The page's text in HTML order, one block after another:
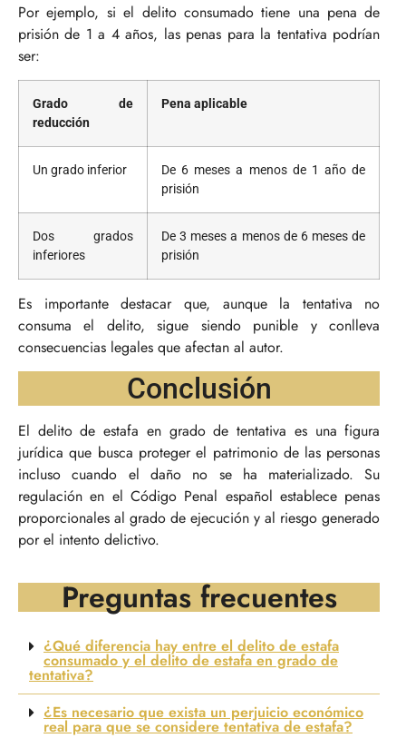
Por ejemplo, si el delito consumado tiene una pena de
prisión de 1 a 4 años, las penas para la tentativa podrían
ser:
Grado de
reducción
Pena aplicable
Un grado inferior
De 6 meses a menos de 1 año de
prisión
Dos grados
inferiores
De 3 meses a menos de 6 meses de
prisión
Es importante destacar que, aunque la tentativa no
consuma el delito, sigue siendo punible y conlleva
consecuencias legales que afectan al autor.
Conclusión
El delito de estafa en grado de tentativa es una figura
jurídica que busca proteger el patrimonio de las personas
incluso cuando el daño no se ha materializado. Su
regulación en el Código Penal español establece penas
proporcionales al grado de ejecución y al riesgo generado
por el intento delictivo.
Preguntas frecuentes
¿Qué diferencia hay entre el delito de estafa
consumado y el delito de estafa en grado de
tentativa?
¿Es necesario que exista un perjuicio económico
real para que se considere tentativa de estafa?